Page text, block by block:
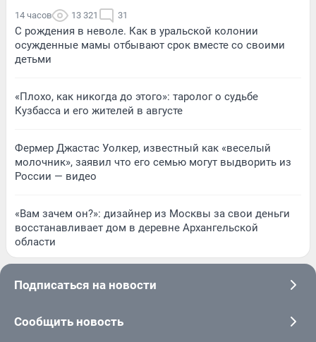
14 часов 13 321 31
С рождения в неволе. Как в уральской колонии
осужденные мамы отбывают срок вместе со своими
детьми
«Плохо, как никогда до этого»: таролог о судьбе
Кузбасса и его жителей в августе
Фермер Джастас Уолкер, известный как «веселый
молочник», заявил что его семью могут выдворить из
России — видео
«Вам зачем он?»: дизайнер из Москвы за свои деньги
восстанавливает дом в деревне Архангельской
области
Подписаться на новости
Сообщить новость